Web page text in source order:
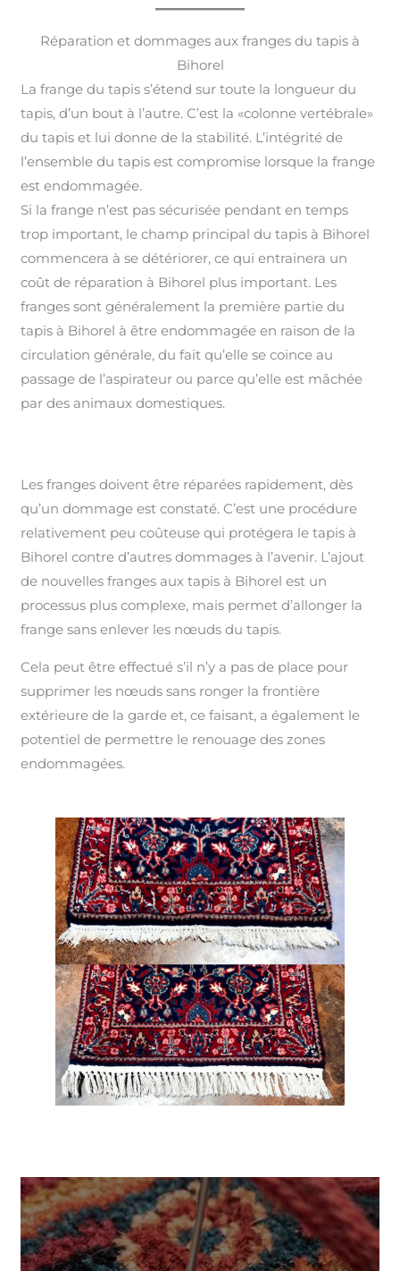
Réparation et dommages aux franges du tapis à
Bihorel
La frange du tapis s’étend sur toute la longueur du
tapis, d’un bout à l’autre. C’est la «colonne vertébrale»
du tapis et lui donne de la stabilité. L’intégrité de
l’ensemble du tapis est compromise lorsque la frange
est endommagée.
Si la frange n’est pas sécurisée pendant en temps
trop important, le champ principal du tapis à Bihorel
commencera à se détériorer, ce qui entrainera un
coût de réparation à Bihorel plus important. Les
franges sont généralement la première partie du
tapis à Bihorel à être endommagée en raison de la
circulation générale, du fait qu’elle se coince au
passage de l’aspirateur ou parce qu’elle est mâchée
par des animaux domestiques.
Les franges doivent être réparées rapidement, dès
qu’un dommage est constaté. C’est une procédure
relativement peu coûteuse qui protégera le tapis à
Bihorel contre d’autres dommages à l’avenir. L’ajout
de nouvelles franges aux tapis à Bihorel est un
processus plus complexe, mais permet d’allonger la
frange sans enlever les nœuds du tapis.
Cela peut être effectué s’il n’y a pas de place pour
supprimer les nœuds sans ronger la frontière
extérieure de la garde et, ce faisant, a également le
potentiel de permettre le renouage des zones
endommagées.